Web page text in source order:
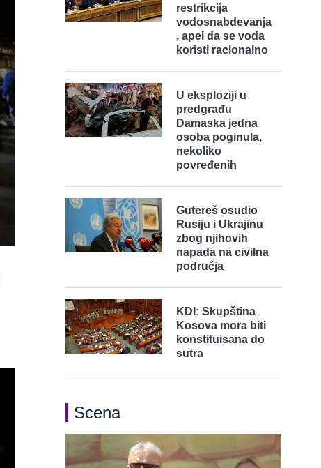
restrikcija
vodosnabdevanja
, apel da se voda
koristi racionalno
U eksploziji u
predgrađu
Damaska jedna
osoba poginula,
nekoliko
povređenih
Gutereš osudio
Rusiju i Ukrajinu
zbog njihovih
napada na civilna
područja
KDI: Skupština
Kosova mora biti
konstituisana do
sutra
Scena